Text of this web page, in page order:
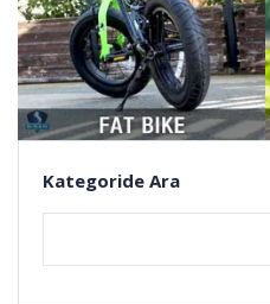
Kategoride Ara